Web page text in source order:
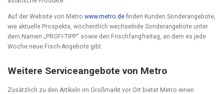
Auf der Website von Metro www.metro.de finden Kunden Sonderangebote,
wie aktuelle Prospekte, wöchentlich wechselnde Sonderangebote unter
dem Namen „PROFI-TIPP“ sowie den Frischfangfreitag, an dem es jede
Woche neue Fisch-Angebote gibt.
Weitere Serviceangebote von Metro
Zusätzlich zu den Artikeln im Großmarkt vor Ort bietet Metro einen